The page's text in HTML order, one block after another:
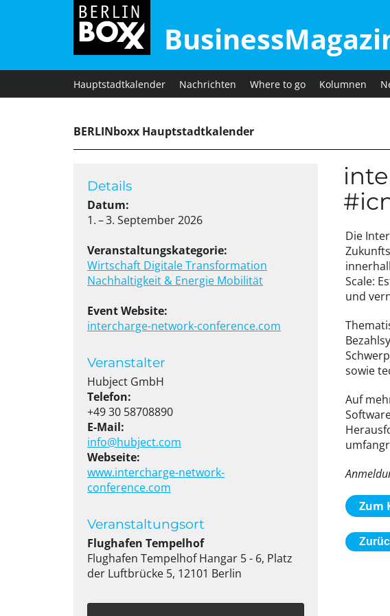
Hauptstadtkalender Nachrichten Where to go Kolumnen
BERLINboxx Hauptstadtkalender
Details
Datum:
1. – 3. September 2026
Veranstaltungskategorie:
Wirtschaft Digitale Transformation
Nachhaltigkeit & Energie Mobilität
Event Website:
intercharge-network-conference.com
Veranstalter
Hubject GmbH
Telefon:
+49 30 58708890
E-Mail:
info@hubject.com
Webseite:
www.intercharge-network-
conference.com
Veranstaltungsort
Flughafen Tempelhof
Flughafen Tempelhof Hangar 5 - 6, Platz
der Luftbrücke 5, 12101 Berlin
Die
Scale:
und
sowie
Auf
Zum